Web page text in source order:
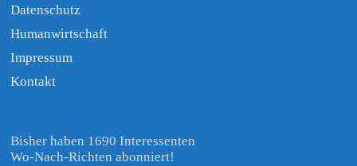
Datenschutz
Humanwirtschaft
Impressum
Kontakt
Bisher haben 1690 Interessenten
Wo-Nach-Richten abonniert!